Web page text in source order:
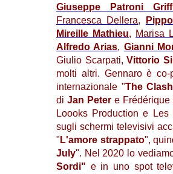
Giuseppe Patroni
Francesca Dellera,
Mireille Mathieu, Marisa
Alfredo Arias, Gianni
Giulio Scarpati, Vittorio
molti altri. Gennaro è
internazionale "The
di Jan Petere Frédérique
Loooks Production e
sugli schermi televisivi
" L'amore strappato",
July". Nel 2020 lo
Sordi" e in uno spot